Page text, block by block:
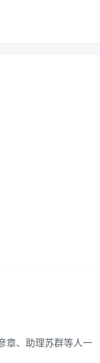
章、助理苏群等人一